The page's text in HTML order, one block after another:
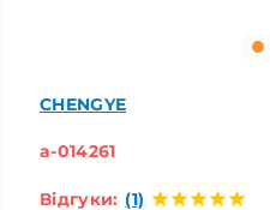
CHENGYE
a-014261
Відгуки: (1)